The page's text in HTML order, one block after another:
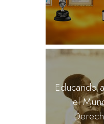
Educando
el